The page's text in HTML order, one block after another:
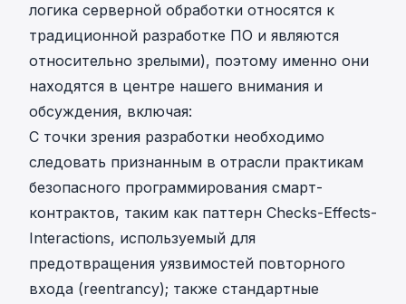
логика серверной обработки относятся к
традиционной разработке ПО и являются
относительно зрелыми), поэтому именно они
находятся в центре нашего внимания и
обсуждения, включая:
С точки зрения разработки необходимо
следовать признанным в отрасли практикам
безопасного программирования смарт-
контрактов, таким как паттерн Checks-Effects-
Interactions, используемый для
предотвращения уязвимостей повторного
входа (reentrancy); также стандартные